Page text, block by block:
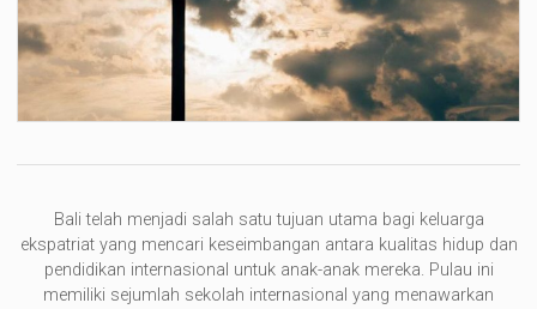
Bali telah menjadi salah satu tujuan utama bagi keluarga
ekspatriat yang mencari keseimbangan antara kualitas hidup dan
pendidikan internasional untuk anak-anak mereka. Pulau ini
memiliki sejumlah sekolah internasional yang menawarkan